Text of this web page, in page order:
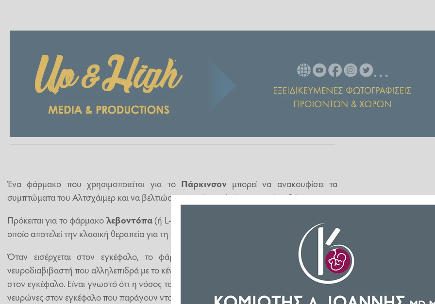
Ένα φάρμακο που χρησιμοποιείται για το Πάρκινσον μπορεί να ανακουφίσει τα
συμπτώματα του Αλτσχάιμερ και να βελτιώσει τη μνήμη, σύμφωνα με νέα μελέτη.
Πρόκειται για το φάρμακολεβοντόπα(ή L-DOPA)- πρόδρομη ουσία της ντοπαμίνης- το
οποίο αποτελεί την κλασική θεραπεία για τη νευροεκφυλιστική νόσο του Πάρκινσον.
Όταν εισέρχεται στον εγκέφαλο, το φάρμακο μετατρέπεται σε
ντοπαμίνη,
έναν
νευροδιαβιβαστή που αλληλεπιδρά με το κέντρο της ευχαρίστησης και της επιβράβευσης
στον εγκέφαλο. Είναι γνωστό ότι η νόσος του Πάρκινσον είναι μια πάθηση στην οποία οι
νευρώνες στον εγκέφαλο που παράγουν ντοπαμίνη πεθαίνουν σταδιακά.